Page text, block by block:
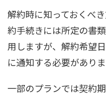
解約時に知っておくべ
約手続きには所定の書
用しますが、解約希望
に通知する必要がありま
一部のプランでは契約